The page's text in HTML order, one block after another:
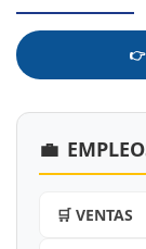
💼
🛒 VENTAS